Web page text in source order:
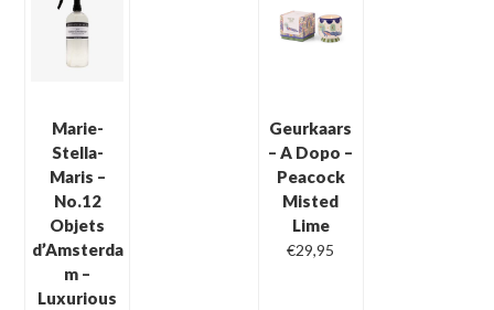
Geurstokjes
Marie-
Stella-
Maris –
No.12
Objets
d’Amsterda
m –
Luxurious
Geurkaars
– A Dopo –
Peacock
Misted
Lime
€29,95